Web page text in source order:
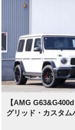
【AMG
グリッド・カスタム